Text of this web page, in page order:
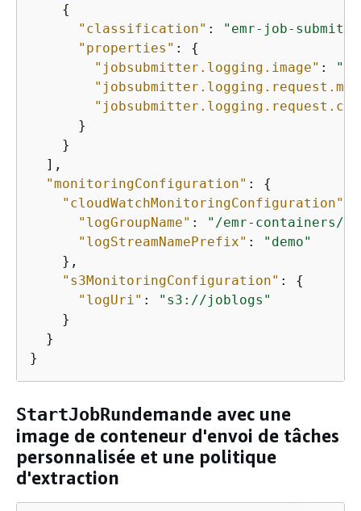
{
"classification" :
"emr-job-
"properties" : {
"jobsubmitter.logging.image" : "
      }
    }
  ],
"monitoringConfiguration" : {
"cloudWatchMonitoringConfiguration"
"logGroupName" :
"/emr-containers/
"logStreamNamePrefix" :
"demo"
    },
"s3MonitoringConfiguration" : {
"logUri" :
"s3://joblogs"
    }
  }
}
StartJobRundemande avec une
image de conteneur d'envoi de tâches
personnalisée et une politique
d'extraction